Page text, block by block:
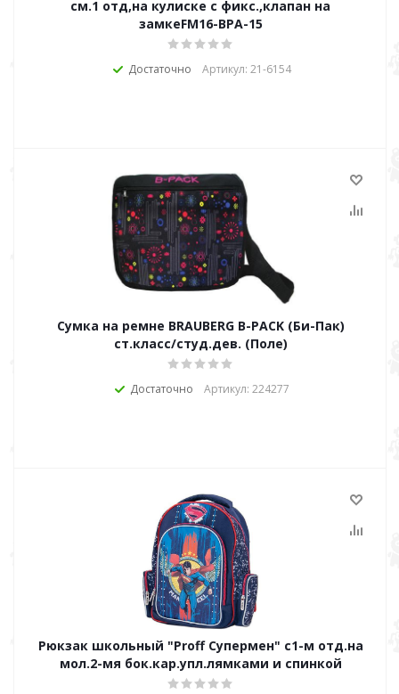
см.1 отд,на кулиске с фикс.,клапан на
замкеFM16-ВРА-15
Достаточно Артикул: 21-6154
Сумка на ремне BRAUBERG B-PACK (Би-Пак)
ст.класс/студ.дев. (Поле)
Достаточно Артикул: 224277
Рюкзак школьный "Proff Супермен" с1-м отд.на
мол.2-мя бок.кар.упл.лямками и спинкой